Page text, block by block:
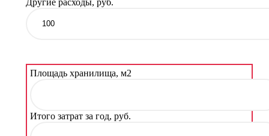
Другие расходы, руб.
Площадь хранилища, м2
Итого затрат за год, руб.